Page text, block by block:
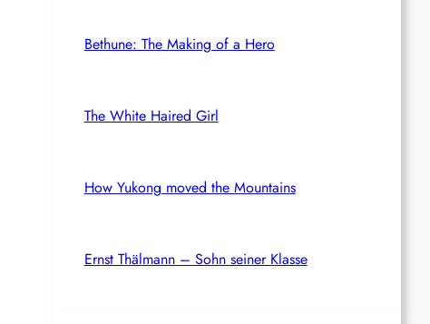
Bethune: The Making of a Hero
The White Haired Girl
How Yukong moved the Mountains
Ernst Thälmann – Sohn seiner Klasse